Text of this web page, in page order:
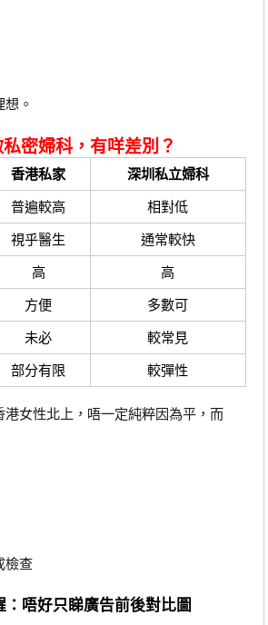
。
密婦科，有咩差別？
香港私家 深圳私立婦科
普遍較高 相對低
視乎醫生 通常較快
高 高
方便 多數可
未必 較常見
部分有限 較彈性
女性北上，唔一定純粹因為平，而
查
：唔好只睇廣告前後對比圖